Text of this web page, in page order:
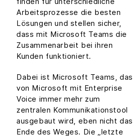
Arbeitsprozesse die besten
Lösungen und stellen sicher,
dass mit Microsoft Teams die
Zusammenarbeit bei ihren
Kunden funktioniert.
Dabei ist Microsoft Teams, das
von Microsoft mit Enterprise
Voice immer mehr zum
zentralen Kommunikationstool
ausgebaut wird, eben nicht das
Ende des Weges. Die „letzte